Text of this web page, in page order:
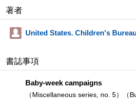
著者
United States. Children's
書誌事項
Baby-week campaigns
（Miscellaneous series, no. 5）（